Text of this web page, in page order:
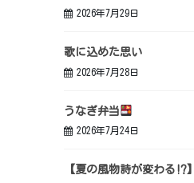
2026年7月29日
歌に込めた思い
2026年7月28日
うなぎ弁当
2026年7月24日
【夏の風物詩が変わる⁉】